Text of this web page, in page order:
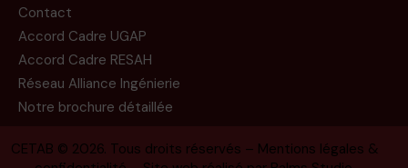
Contact
Accord Cadre UGAP
Accord Cadre RESAH
Réseau Alliance Ingénierie
Notre brochure détaillée
CETAB © 2026. Tous droits réservés – Mentions légales &